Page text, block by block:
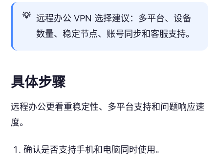
💡 远程办公 VPN 选择建议：多平台、设备
数量、稳定节点、账号同步和客服支持。
具体步骤
远程办公更看重稳定性、多平台支持和问题响应速
度。
确认是否支持手机和电脑同时使用。